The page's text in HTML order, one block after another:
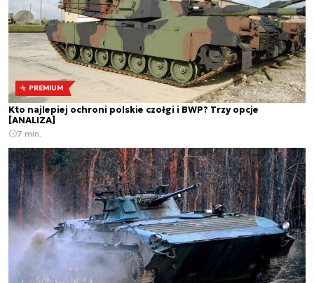
PREMIUM
Kto najlepiej ochroni polskie czołgi i BWP? Trzy opcje
[ANALIZA]
7 min.